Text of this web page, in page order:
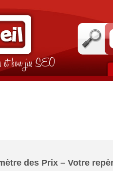
et bon jus SEO
des Prix – Votre